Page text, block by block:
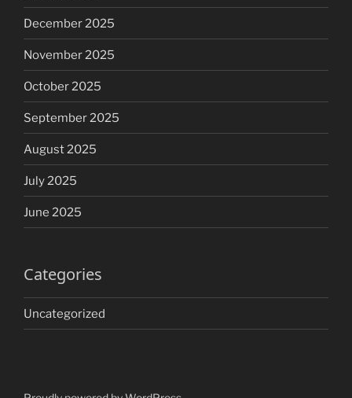
December 2025
November 2025
October 2025
September 2025
August 2025
July 2025
June 2025
Categories
Uncategorized